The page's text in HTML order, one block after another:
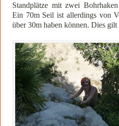
Standplätze mit zwei
Ein 70m Seil ist allerdings von
über 30m haben können. Dies